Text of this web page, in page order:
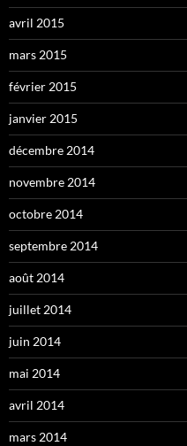
avril 2015
mars 2015
février 2015
janvier 2015
décembre 2014
novembre 2014
octobre 2014
septembre 2014
août 2014
juillet 2014
juin 2014
mai 2014
avril 2014
mars 2014